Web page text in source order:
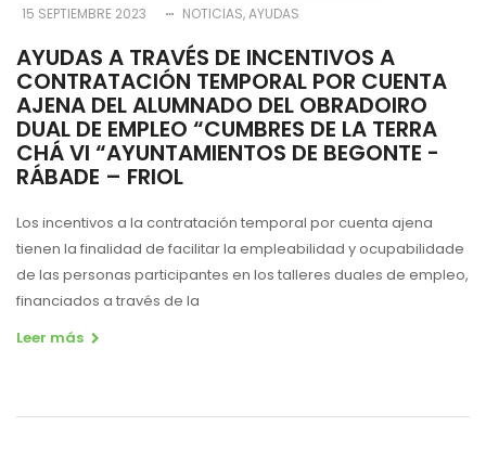
15 SEPTIEMBRE 2023 NOTICIAS AYUDAS
AYUDAS A TRAVÉS DE INCENTIVOS A
CONTRATACIÓN TEMPORAL POR CUENTA
AJENA DEL ALUMNADO DEL OBRADOIRO
DUAL DE EMPLEO “CUMBRES DE LA TERRA
CHÁ VI “AYUNTAMIENTOS DE BEGONTE -
RÁBADE – FRIOL
Los incentivos a la contratación temporal por cuenta ajena
tienen la finalidad de facilitar la empleabilidad yocupabilidade
de las personas participantes en los talleres duales de empleo,
financiados a través de la
Leer más